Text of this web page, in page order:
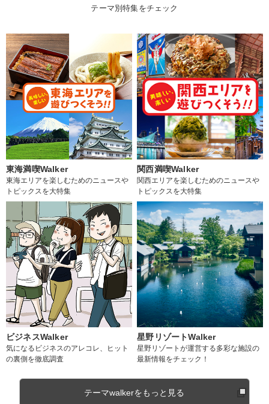
テーマ別特集をチェック
東海満喫Walker
東海エリアを楽しむためのニュースや
トピックスを大特集
関西満喫Walker
関西エリアを楽しむためのニュースや
トピックスを大特集
ビジネスWalker
気になるビジネスのアレコレ、ヒット
の裏側を徹底調査
星野リゾートWalker
星野リゾートが運営する多彩な施設の
最新情報をチェック！
テーマwalkerをもっと見る